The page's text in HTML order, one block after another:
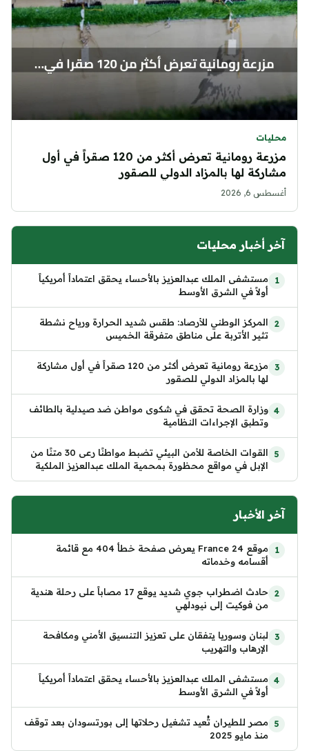
محليات
مزرعة رومانية تعرض أكثر من 120 صقراً في أول
مشاركة لها بالمزاد الدولي للصقور
أغسطس 6, 2026
آخر أخبار محليات
مستشفى الملك عبدالعزيز بالأحساء يحقق اعتماداً أمريكياً
أولاً في الشرق الأوسط
المركز الوطني للأرصاد: طقس شديد الحرارة ورياح نشطة
تثير الأتربة على مناطق متفرقة الخميس
مزرعة رومانية تعرض أكثر من 120 صقراً في أول مشاركة
لها بالمزاد الدولي للصقور
وزارة الصحة تحقق في شكوى مواطن ضد صيدلية بالطائف
وتطبق الإجراءات النظامية
القوات الخاصة للأمن البيئي تضبط مواطنًا رعى 30 متنًا من
الإبل في مواقع محظورة بمحمية الملك عبدالعزيز الملكية
آخر الأخبار
موقع France 24 يعرض صفحة خطأ 404 مع قائمة
أقسامه وخدماته
حادث اضطراب جوي شديد يوقع 17 مصاباً على رحلة هندية
من فوكيت إلى نيودلهي
لبنان وسوريا يتفقان على تعزيز التنسيق الأمني ومكافحة
الإرهاب والتهريب
مستشفى الملك عبدالعزيز بالأحساء يحقق اعتماداً أمريكياً
أولاً في الشرق الأوسط
مصر للطيران تُعيد تشغيل رحلاتها إلى بورتسودان بعد توقف
منذ مايو 2025